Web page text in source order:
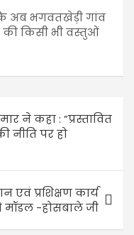
अब भगवतखेड़ी गांव
की किसी भी वस्तुओं
ने कहा : ”प्रस्तावित
पर हो
एवं प्रशिक्षण कार्य
-होसबाले जी